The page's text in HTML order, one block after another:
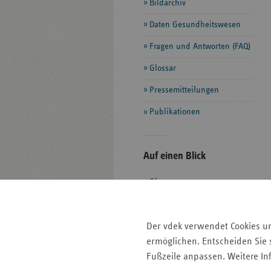
Der vdek verwendet Cookies
ermöglichen. Entscheiden
Fußzeile anpassen. Weitere
Bildarchiv
Daten Gesundheitswesen
Fragen und Antworten (FAQ)
Glossar
Pressemitteilungen
Publikationen
Seitenleiste
Auf einen Blick
Glossar
Karriere
Die GKV